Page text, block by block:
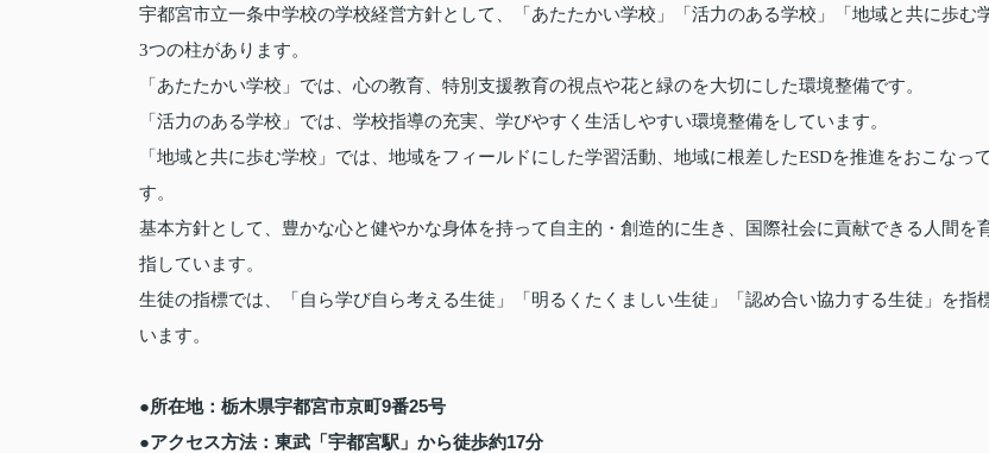
宇都宮市立一条中学校の学校経営方針として、「あたたかい学校」「活力のある学校」「地域と共に歩む
3つの柱があります。
「あたたかい学校」では、心の教育、特別支援教育の視点や花と緑のを大切にした環境整備です。
「活力のある学校」では、学校指導の充実、学びやすく生活しやすい環境整備をしています。
「地域と共に歩む学校」では、地域をフィールドにした学習活動、地域に根差したESDを推進をおこなっ
す。
基本方針として、豊かな心と健やかな身体を持って自主的・創造的に生き、国際社会に貢献できる人間を
指しています。
生徒の指標では、「自ら学び自ら考える生徒」「明るくたくましい生徒」「認め合い協力する生徒」を指
います。
●所在地：栃木県宇都宮市京町9番25号
●アクセス方法：東武「宇都宮駅」から徒歩約17分